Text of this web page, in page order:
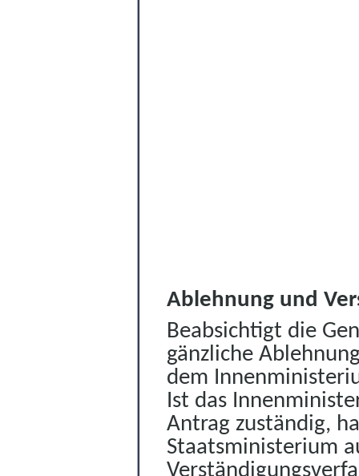
Ablehnung und
Beabsichtigt die
gänzliche
dem
Ist das
Antrag zuständig,
Staatsministerium